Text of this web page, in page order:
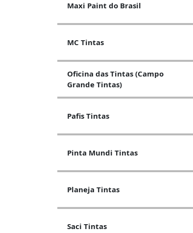
Maxi Paint do Brasil
MC Tintas
Oficina das Tintas (Campo
Grande Tintas)
Pafis Tintas
Pinta Mundi Tintas
Planeja Tintas
Saci Tintas